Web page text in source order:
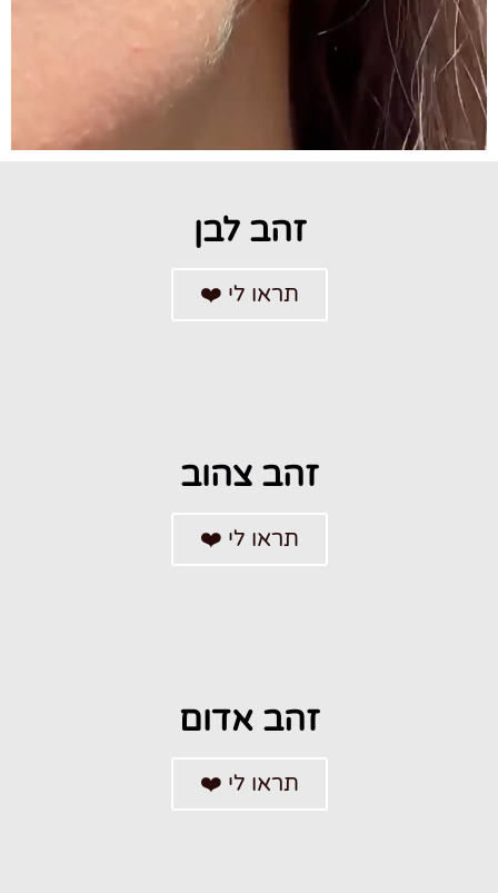
זהב לבן
תראו לי ❤️
זהב צהוב
תראו לי ❤️
זהב אדום
תראו לי ❤️